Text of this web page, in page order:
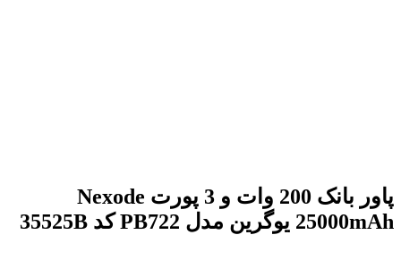
پاور بانک 200 وات و 3 پورت Nexode
25000mAh یوگرین مدل PB722 کد 35525B